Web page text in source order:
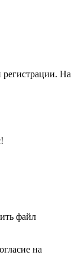
регистрации. На
файл
на